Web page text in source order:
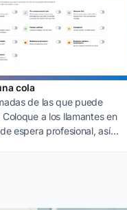
cola
de las que puede
Coloque a los llamantes en
espera profesional, así